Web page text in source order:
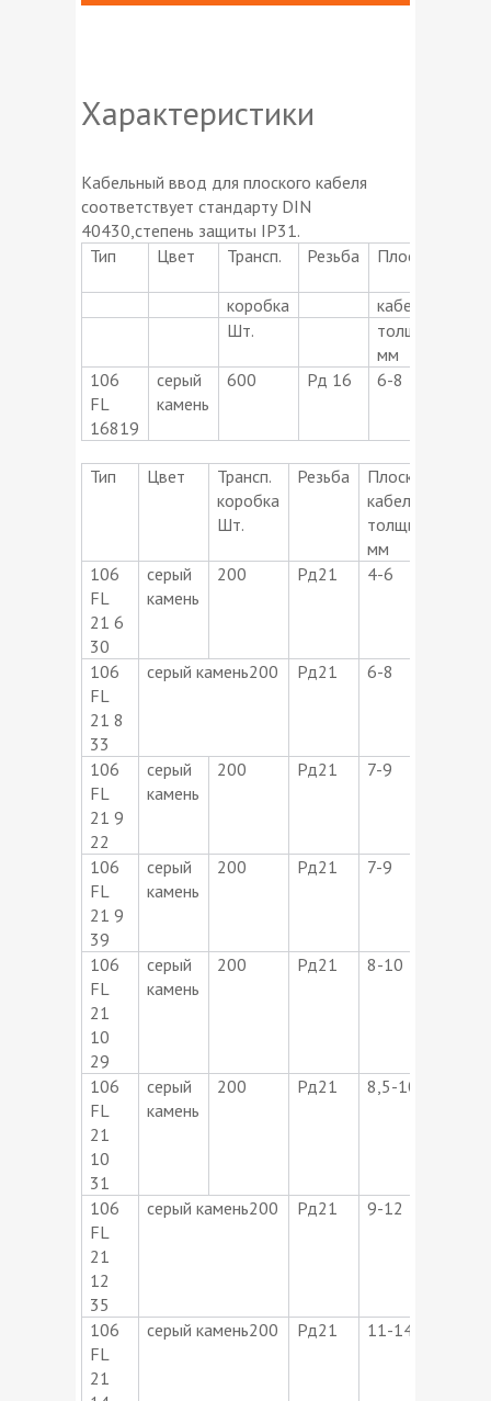
Характеристики
Кабельный ввод для плоского кабеля
соответствует стандарту DIN
40430,cтепень защиты IP31.
Тип
Цвет Трансп. Резьба Плоский
коробка кабель/
Шт.
толщина
мм
106
FL
16819
серый
камень
600 Рд 16 6-8
Тип Цвет
Трансп.
коробка
Шт.
Резьба
Плоский
кабель/
толщина
мм
106
FL
21 6
30
серый
камень
200 Рд21 4-6
106
FL
21 8
33
серый камень200 Рд21 6-8
106
FL
21 9
22
серый
камень
200 Рд21 7-9
106
FL
21 9
39
серый
камень
200 Рд21 7-9
106
FL
21
10
29
серый
камень
200 Рд21 8-10
106
FL
21
10
31
серый
камень
200 Рд21 8,5-10,5
106
FL
21
12
35
серый камень200 Рд21 9-12
106
FL
21
серый камень200 Рд21 11-14